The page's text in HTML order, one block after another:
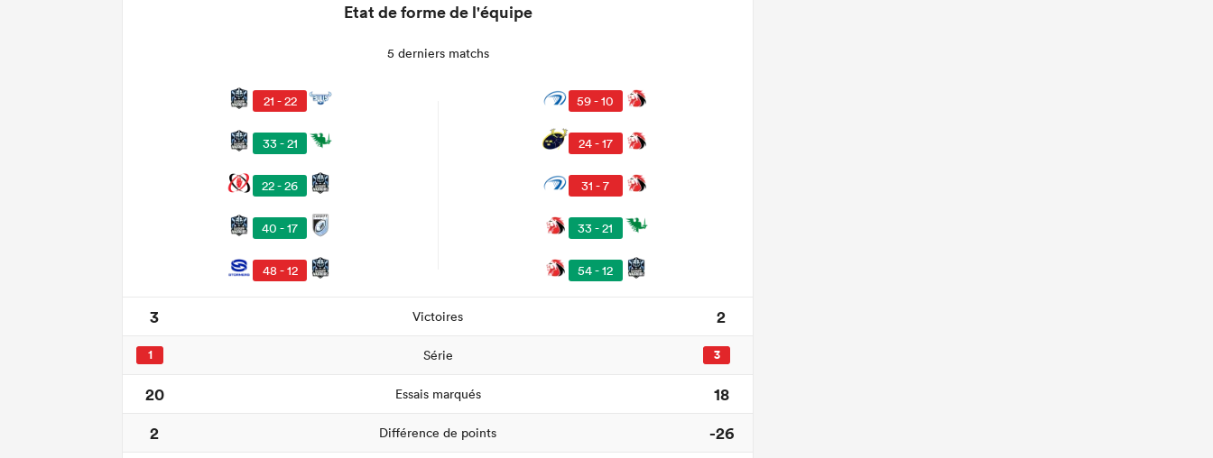
Etat de forme de l'équipe
5 derniers matchs
21 - 22
33 - 21
22 - 26
40 - 17
48 - 12
59 - 10
24 - 17
31 - 7
33 - 21
54 - 12
3 Victoires 2
1 Série 3
20 Essais marqués
18
2
Différence de points
-26